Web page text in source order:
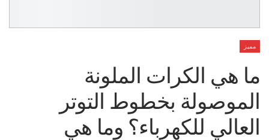
مميز
ما هي الكرات الملونة
الموصولة بخطوط التوتر
العالي للكهرباء؟ وما هي